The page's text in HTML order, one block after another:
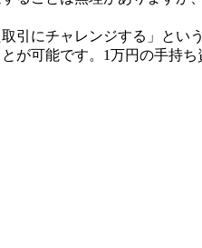
引にチャレンジする」とい
が可能です。1万円の手持